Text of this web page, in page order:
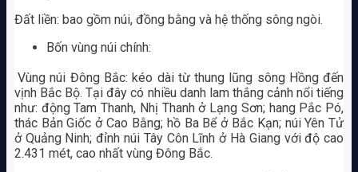
Đất liền: bao gồm núi, đồng bằng và hệ thống sông ngòi.
Bốn vùng núi chính:
Vùng núi Đông Bắc: kéo dài từ thung lũng sông Hồng đến
vịnh Bắc Bộ. Tại đây có nhiều danh lam thắng cảnh nổi tiếng
như: động Tam Thanh, Nhị Thanh ở Lạng Sơn; hang Pắc Pó,
thác Bản Giốc ở Cao Bằng; hồ Ba Bể ở Bắc Kạn; núi Yên Tử
ở Quảng Ninh; đỉnh núi Tây Côn Lĩnh ở Hà Giang với độ cao
2.431 mét, cao nhất vùng Đông Bắc.